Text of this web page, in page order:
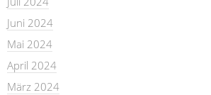
Juni 2024
Mai 2024
April 2024
März 2024